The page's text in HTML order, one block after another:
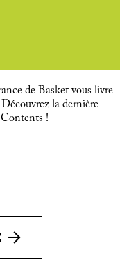
de Basket vous livre
la dernière
!